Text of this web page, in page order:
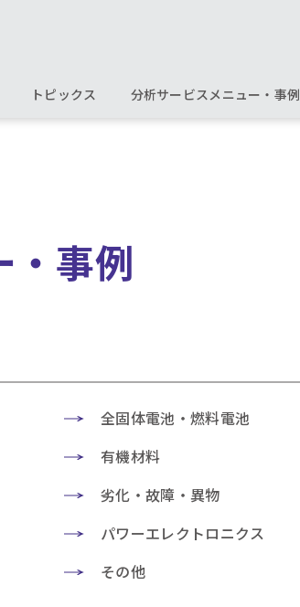
トピックス 分析サービスメニュー・事例
・事例
全固体電池・燃料電池
有機材料
劣化・故障・異物
パワーエレクトロニクス
その他